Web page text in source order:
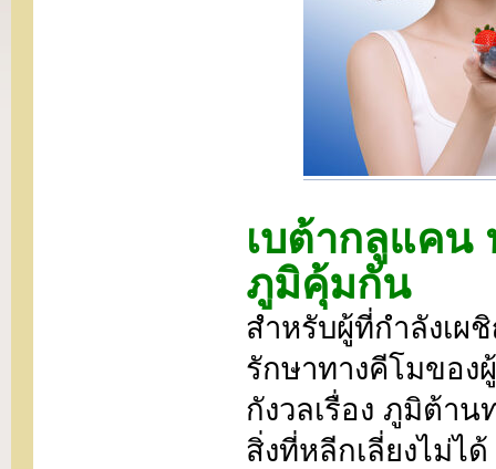
เบต้ากลูแคน
ภูมิคุ้มกัน
สำหรับผู้ที่กำลังเผ
รักษาทางคีโมของ
กังวลเรื่อง ภูมิต้าน
สิ่งที่หลีกเลี่ยงไม่ไ